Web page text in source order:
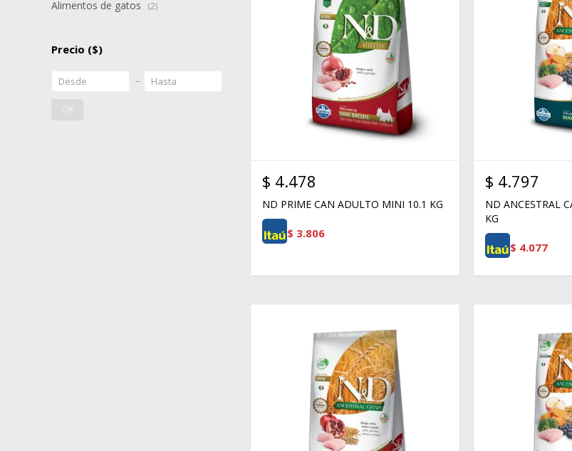
$ 4.478
ND PRIME CAN ADULTO MINI 10.1 KG
$ 3.806
$ 4.797
ND ANCESTRAL
KG
$ 4.077
Alimentos de gatos (2)
Precio ($)
OK